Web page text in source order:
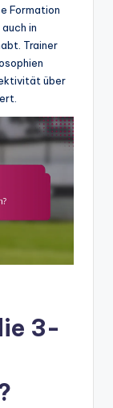
Formation
in
Trainer
über
3-